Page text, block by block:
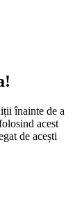
înainte de a
acest
de acești